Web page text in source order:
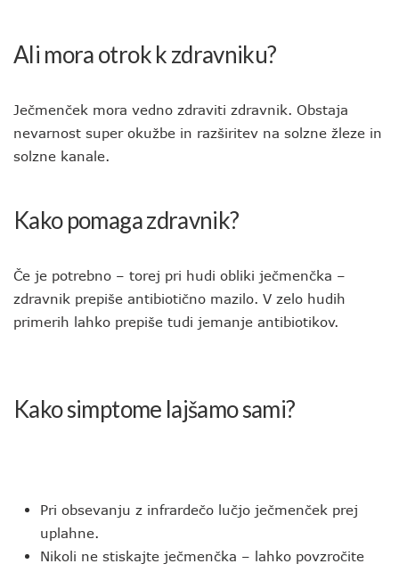
Ali mora otrok k zdravniku?
Ječmenček mora vedno zdraviti zdravnik. Obstaja
nevarnost super okužbe in razširitev na solzne žleze in
solzne kanale.
Kako pomaga zdravnik?
Če je potrebno – torej pri hudi obliki ječmenčka –
zdravnik prepiše antibiotično mazilo. V zelo hudih
primerih lahko prepiše tudi jemanje antibiotikov.
Kako simptome lajšamo sami?
Pri obsevanju z infrardečo lučjo ječmenček prej
uplahne.
Nikoli ne stiskajte ječmenčka – lahko povzročite